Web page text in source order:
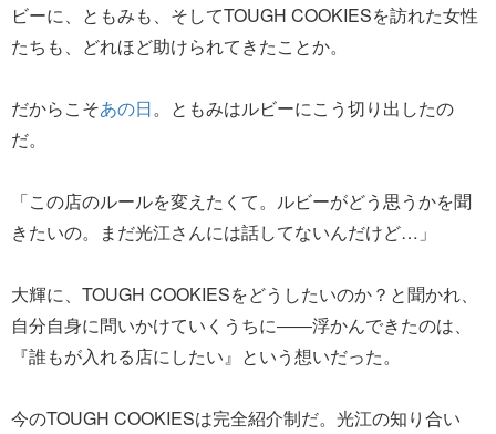
ビーに、ともみも、そしてTOUGH COOKIESを訪れた女性
たちも、どれほど助けられてきたことか。
だからこそあの日。ともみはルビーにこう切り出したの
だ。
「この店のルールを変えたくて。ルビーがどう思うかを聞
きたいの。まだ光江さんには話してないんだけど…」
大輝に、TOUGH COOKIESをどうしたいのか？と聞かれ、
自分自身に問いかけていくうちに――浮かんできたのは、
『誰もが入れる店にしたい』という想いだった。
今のTOUGH COOKIESは完全紹介制だ。光江の知り合い